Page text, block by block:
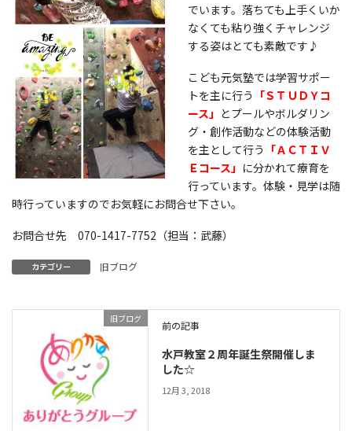
でいます。落ちても上手くいか
なくても粘り強くチャレンジ
する姿はとても素敵です♪
こども元気塾では学習サポー
トを主に行う 「ＳＴＵＤＹコ
ース」 とプールやボルダリン
グ・創作活動などの体験活動
を主として行う 「ＡＣＴＩＶ
Ｅコース」 に分かれて療育を
行っています。体験・見学は随
時行っていますのでお気軽にお問合せ下さい。
お問合せ先 070-1417-7752（担当：武藤）
カテゴリー 旧ブログ
旧ブログ
前の記事
水戸教室２周年誕生祭開催しま
した☆
12月 3, 2018